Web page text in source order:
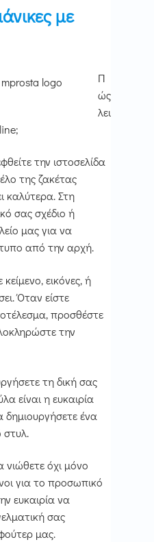
με
Π
ώς
λει
την ιστοσελίδα
της ζακέτας
καλύτερα. Στη
σας σχέδιο ή
μας για να
από την αρχή.
εικόνες, ή
Όταν είστε
προσθέστε
την
τη δική σας
είναι η ευκαιρία
δημιουργήσετε ένα
στυλ.
νιώθετε όχι μόνο
για το προσωπικό
ευκαιρία να
σας
μας.